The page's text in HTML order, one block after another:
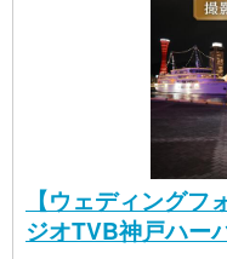
【ウェディング
ジオTVB神戸ハー